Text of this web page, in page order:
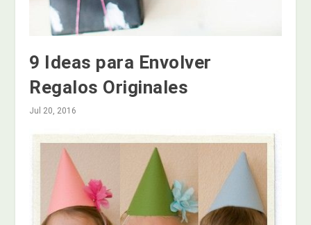
9 Ideas para Envolver
Regalos Originales
Jul 20, 2016